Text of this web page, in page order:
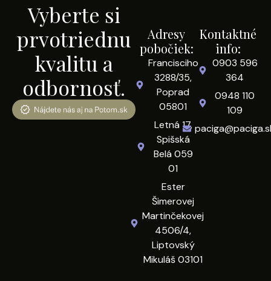
Vyberte si
prvotriednu
kvalitu a
odbornosť.
Adresy
pobočiek:
Francisciho
3288/35,
Poprad
05801
Letná 17,
Spišská
Belá 059
01
Ester
Šimerovej
Martinčekovej
4506/4,
Liptovský
Mikuláš 03101
Kontaktné
info:
0903 596
364
0948 110
109